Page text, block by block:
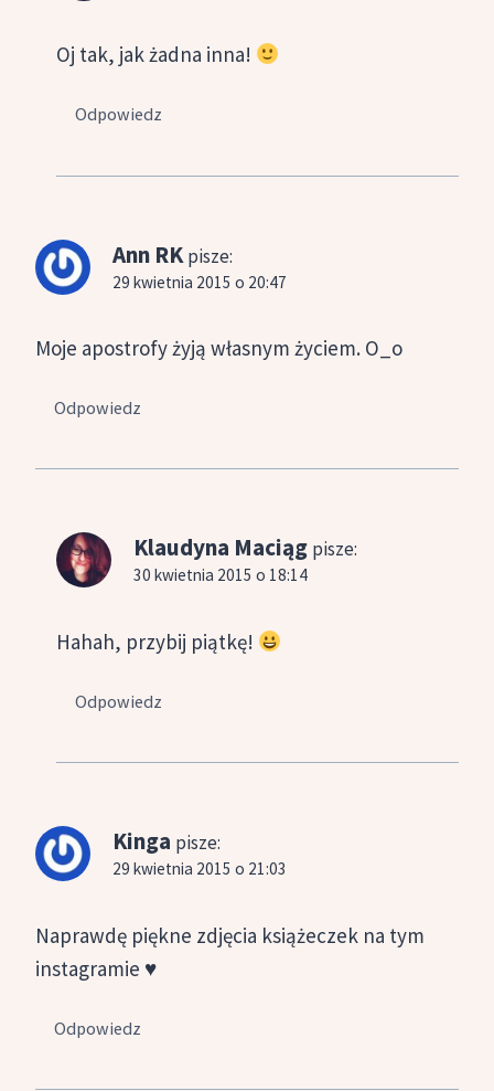
Oj tak, jak żadna inna!
Odpowiedz
Ann RK pisze:
29 kwietnia 2015 o 20:47
Moje apostrofy żyją własnym życiem. O_o
Odpowiedz
Klaudyna Maciąg pisze:
30 kwietnia 2015 o 18:14
Hahah, przybij piątkę!
Odpowiedz
Kinga pisze:
29 kwietnia 2015 o 21:03
Naprawdę piękne zdjęcia książeczek na tym
instagramie ♥
Odpowiedz